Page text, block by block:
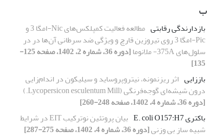
ب
بازدارندگی رقابتی
مطالعه فعالیت کمپلکس‌های Nic-امگا 3 و
Pic-امگا 3 روی تیروزین قارچ و ویژگی ضد سرطانی آن‌ها در در
سلول‌های 375A- ملانوما
[دوره 36، شماره 2، 1402، صفحه 125-
135]
باززایی اثر ریزنمونه، نیتروپروساید و سیلیکون در اندام‌زایی
درون شیشه‌ای گوجه‌فرنگی (Lycopersicon esculentum Mill.)
[دوره 36، شماره 4، 1402، صفحه 248-260]
باکتری E. coli O157:H7
بیان پروتئین نوترکیب EIT در شرایط
شبیه ساز بی وزنی[دوره 36، شماره 4، 1402، صفحه 275-287]